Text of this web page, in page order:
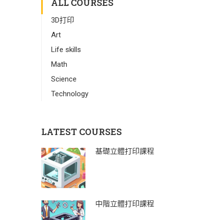
ALL COURSES
3D打印
Art
Life skills
Math
Science
Technology
LATEST COURSES
基礎立體打印課程
中階立體打印課程